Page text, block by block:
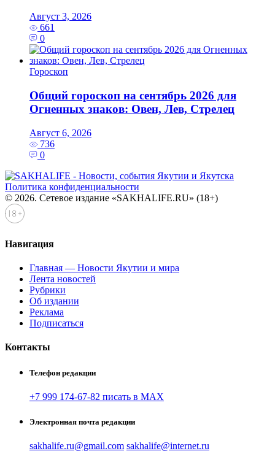
Август 3, 2026
661
0
Гороскоп
Общий гороскоп на сентябрь 2026 для
Огненных знаков: Овен, Лев, Стрелец
Август 6, 2026
736
0
Политика конфиденциальности
© 2026. Сетевое издание «SAKHALIFE.RU» (18+)
Навигация
Главная — Новости Якутии и мира
Лента новостей
Рубрики
Об издании
Реклама
Подписаться
Контакты
Телефон редакции
+7 999 174-67-82 писать в MAX
Электронная почта редакции
sakhalife.ru@gmail.com sakhalife@internet.ru